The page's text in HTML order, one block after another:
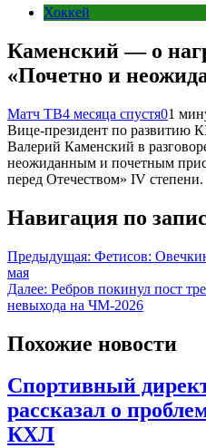
Хоккей
Каменский — о
«Почетно и
Матч ТВ4 месяца спустя01
Вице‑президент по
Валерий Каменский в
неожиданным и почетным
перед Отечеством» IV степени.
Навигация по
Предыдущая: Фетисов:
мая
Далее: Ребров покинул пост
невыхода на ЧМ-2026
Похожие новости
Спортивный
рассказал о
КХЛ